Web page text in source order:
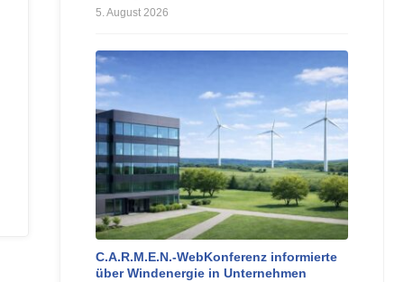
5. August 2026
C.A.R.M.E.N.-WebKonferenz informierte
über Windenergie in Unternehmen